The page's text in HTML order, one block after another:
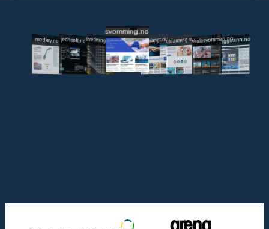
medley.no jechsoft.nolivetiming.medley.no
svomming.no
svomlangt.noutdanning.svomming.no
skolesvommen.notryggivann.no